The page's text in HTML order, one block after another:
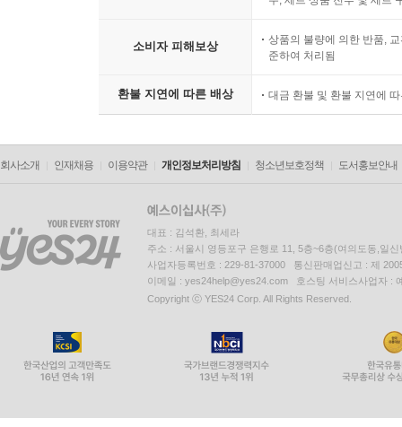
소비자 피해보상
상품의 불량에 의한 반품,
준하여 처리됨
환불 지연에 따른 배상 대금 환불 및 환불 지연에
회사소개 인재채용 이용약관 개인정보처리방침 청소년보호정책 도서홍보안내
대표 : 김석환, 최세라
주소 : 서울시 영등포구 은행로 11, 5층~6층(여의도동,일신
사업자등록번호 : 229-81-37000 통신판매업신고 : 제
이메일 : yes24help@yes24.com 호스팅 서비스사업자 :
Copyright ⓒ YES24 Corp. All Rights Reserved.